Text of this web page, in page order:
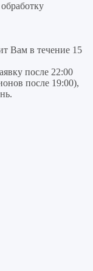
обработку
Вам в течение 15
после 22:00
после 19:00),